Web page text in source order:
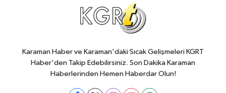
Karaman Haber ve Karaman'daki Sıcak Gelişmeleri KGRT
Haber'den Takip Edebilirsiniz. Son Dakika Karaman
Haberlerinden Hemen Haberdar Olun!